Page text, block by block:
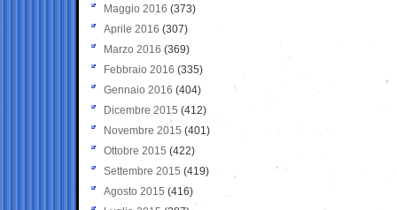
Maggio 2016 (373)
Aprile 2016 (307)
Marzo 2016 (369)
Febbraio 2016 (335)
Gennaio 2016 (404)
Dicembre 2015 (412)
Novembre 2015 (401)
Ottobre 2015 (422)
Settembre 2015 (419)
Agosto 2015 (416)